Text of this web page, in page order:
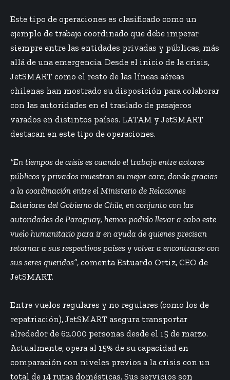
Este tipo de operaciones es clasificado como un
ejemplo de trabajo coordinado que debe imperar
siempre entre las entidades privadas y públicas, más
allá de una emergencia. Desde el inicio de la crisis,
JetSMART como el resto de las líneas aéreas
chilenas han mostrado su disposición para colaborar
con las autoridades en el traslado de pasajeros
varados en distintos países. LATAM y JetSMART
destacan en este tipo de operaciones.
“En tiempos de crisis es cuando el trabajo entre actores
públicos y privados muestran su mejor cara, donde gracias
a la coordinación entre el Ministerio de Relaciones
Exteriores del Gobierno de Chile, en conjunto con las
autoridades de Paraguay, hemos podido llevar a cabo este
vuelo humanitario para ir en ayuda de quienes precisan
retornar a sus respectivos países y volver a encontrarse con
sus seres queridos”, comenta Estuardo Ortiz, CEO de
JetSMART.
Entre vuelos regulares y no regulares (como los de
repatriación), JetSMART asegura transportar
alrededor de 62.000 personas desde el 15 de marzo.
Actualmente, opera al 15% de su capacidad en
comparación con niveles previos a la crisis con un
total de 14 rutas domésticas. Sus servicios son